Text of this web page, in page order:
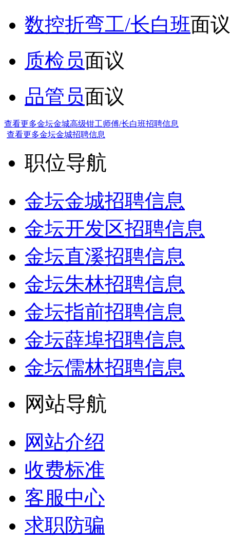
数控折弯工/长白班面议
质检员面议
品管员面议
查看更多金坛金城高级钳工师傅/长白班招聘信息
查看更多金坛金城招聘信息
职位导航
金坛金城招聘信息
金坛开发区招聘信息
金坛直溪招聘信息
金坛朱林招聘信息
金坛指前招聘信息
金坛薛埠招聘信息
金坛儒林招聘信息
网站导航
网站介绍
收费标准
客服中心
求职防骗